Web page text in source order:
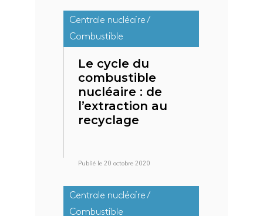
Centrale nucléaire /
Combustible
Le cycle du
combustible
nucléaire : de
l’extraction au
recyclage
Publié le 20 octobre 2020
Centrale nucléaire /
Combustible